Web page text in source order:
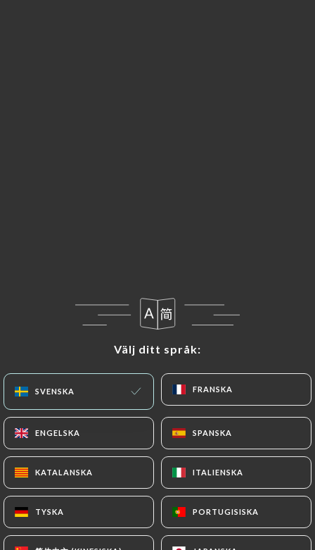
Välj ditt språk:
SVENSKA FRANSKA
ENGELSKA SPANSKA
KATALANSKA ITALIENSKA
TYSKA PORTUGISISKA
Välj ditt språk:
SVENSKA FRANSKA
ENGELSKA SPANSKA
KATALANSKA ITALIENSKA
TYSKA PORTUGISISKA